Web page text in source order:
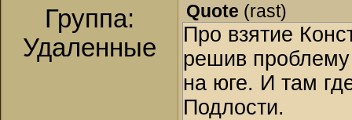
Группа:
Удаленные
Quote (rast)
Про взятие
решив
на юге. И там
Подлости.